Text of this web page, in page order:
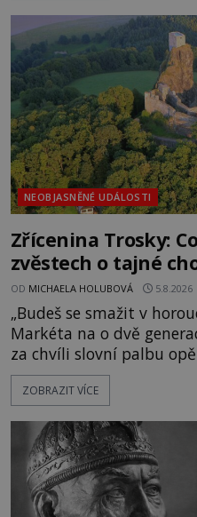
následovat.
Surat. Gu
NEOBJASNĚNÉ UDÁLOSTI
Zřícenina Trosky:
zvěstech o tajné
OD MICHAELA HOLUBOVÁ 5.8.2026
„Budeš se smažit v
Markéta na o dvě
za chvíli slovní palbu
katolička, druhá
nich se usídlí na jedné z
mezi vůdce
skutečně jistou
ZOBRAZIT VÍCE